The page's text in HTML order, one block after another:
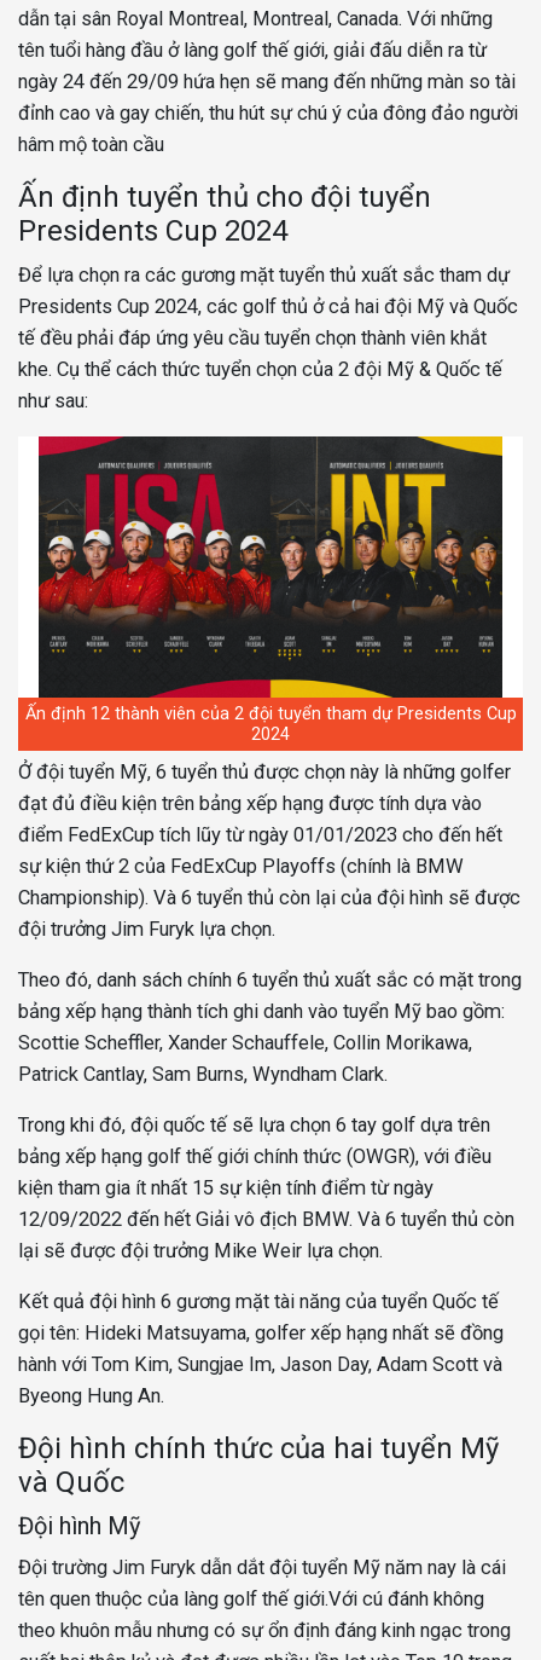
dẫn tại sân Royal Montreal, Montreal, Canada. Với những
tên tuổi hàng đầu ở làng golf thế giới, giải đấu diễn ra từ
ngày 24 đến 29/09 hứa hẹn sẽ mang đến những màn so tài
đỉnh cao và gay chiến, thu hút sự chú ý của đông đảo người
hâm mộ toàn cầu
Ấn định tuyển thủ cho đội tuyển
Presidents Cup 2024
Để lựa chọn ra các gương mặt tuyển thủ xuất sắc tham dự
Presidents Cup 2024, các golf thủ ở cả hai đội Mỹ và Quốc
tế đều phải đáp ứng yêu cầu tuyển chọn thành viên khắt
khe. Cụ thể cách thức tuyển chọn của 2 đội Mỹ & Quốc tế
như sau:
Ấn định 12 thành viên của 2 đội tuyển tham dự Presidents Cup
2024
Ở đội tuyển Mỹ, 6 tuyển thủ được chọn này là những golfer
đạt đủ điều kiện trên bảng xếp hạng được tính dựa vào
điểm FedExCup tích lũy từ ngày 01/01/2023 cho đến hết
sự kiện thứ 2 của FedExCup Playoffs (chính là BMW
Championship). Và 6 tuyển thủ còn lại của đội hình sẽ được
đội trưởng Jim Furyk lựa chọn.
Theo đó, danh sách chính 6 tuyển thủ xuất sắc có mặt trong
bảng xếp hạng thành tích ghi danh vào tuyển Mỹ bao gồm:
Scottie Scheffler, Xander Schauffele, Collin Morikawa,
Patrick Cantlay, Sam Burns, Wyndham Clark.
Trong khi đó, đội quốc tế sẽ lựa chọn 6 tay golf dựa trên
bảng xếp hạng golf thế giới chính thức (OWGR), với điều
kiện tham gia ít nhất 15 sự kiện tính điểm từ ngày
12/09/2022 đến hết Giải vô địch BMW. Và 6 tuyển thủ còn
lại sẽ được đội trưởng Mike Weir lựa chọn.
Kết quả đội hình 6 gương mặt tài năng của tuyển Quốc tế
gọi tên: Hideki Matsuyama, golfer xếp hạng nhất sẽ đồng
hành với Tom Kim, Sungjae Im, Jason Day, Adam Scott và
Byeong Hung An.
Đội hình chính thức của hai tuyển Mỹ
và Quốc
Đội hình Mỹ
Đội trường Jim Furyk dẫn dắt đội tuyển Mỹ năm nay là cái
tên quen thuộc của làng golf thế giới.Với cú đánh không
theo khuôn mẫu nhưng có sự ổn định đáng kinh ngạc trong